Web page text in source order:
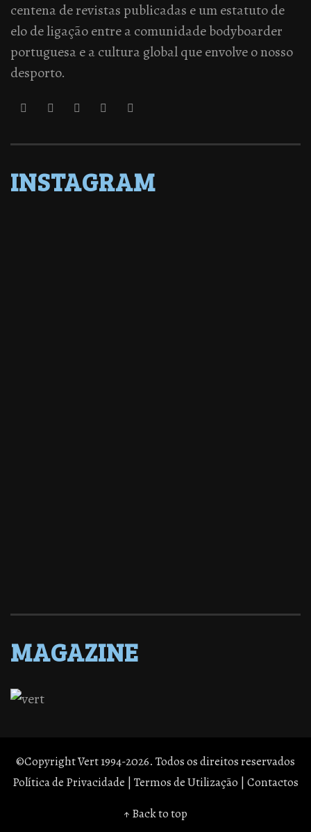
centena de revistas publicadas e um estatuto de
elo de ligação entre a comunidade bodyboarder
portuguesa e a cultura global que envolve o nosso
desporto.
INSTAGRAM
MAGAZINE
©Copyright Vert 1994-2026. Todos os direitos reservados
Política de Privacidade | Termos de Utilização | Contactos
↑ Back to top